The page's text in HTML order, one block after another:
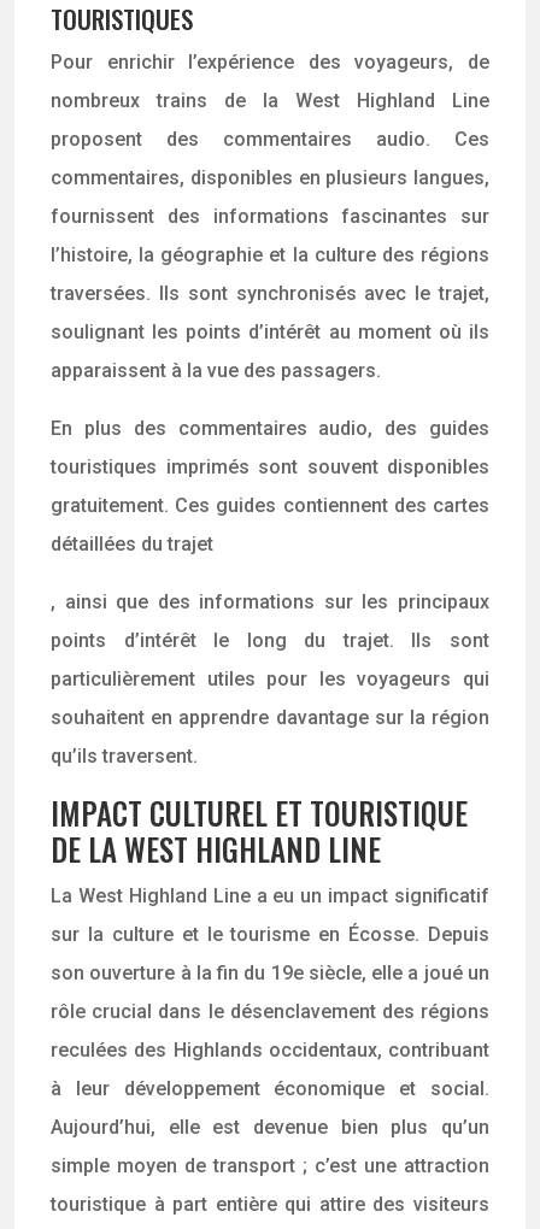
TOURISTIQUES
Pour enrichir l’expérience des voyageurs, de
nombreux trains de la West Highland Line
proposent des commentaires audio. Ces
commentaires, disponibles en plusieurs langues,
fournissent des informations fascinantes sur
l’histoire, la géographie et la culture des régions
traversées. Ils sont synchronisés avec le trajet,
soulignant les points d’intérêt au moment où ils
apparaissent à la vue des passagers.
En plus des commentaires audio, des guides
touristiques imprimés sont souvent disponibles
gratuitement. Ces guides contiennent des cartes
détaillées du trajet
, ainsi que des informations sur les principaux
points d’intérêt le long du trajet. Ils sont
particulièrement utiles pour les voyageurs qui
souhaitent en apprendre davantage sur la région
qu’ils traversent.
IMPACT CULTUREL ET TOURISTIQUE
DE LA WEST HIGHLAND LINE
La West Highland Line a eu un impact significatif
sur la culture et le tourisme en Écosse. Depuis
son ouverture à la fin du 19e siècle, elle a joué un
rôle crucial dans le désenclavement des régions
reculées des Highlands occidentaux, contribuant
à leur développement économique et social.
Aujourd’hui, elle est devenue bien plus qu’un
simple moyen de transport ; c’est une attraction
touristique à part entière qui attire des visiteurs